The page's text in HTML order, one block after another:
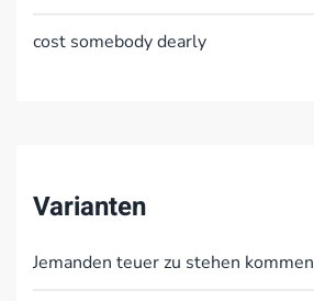
cost somebody dearly
Varianten
Jemanden teuer zu stehen kommen